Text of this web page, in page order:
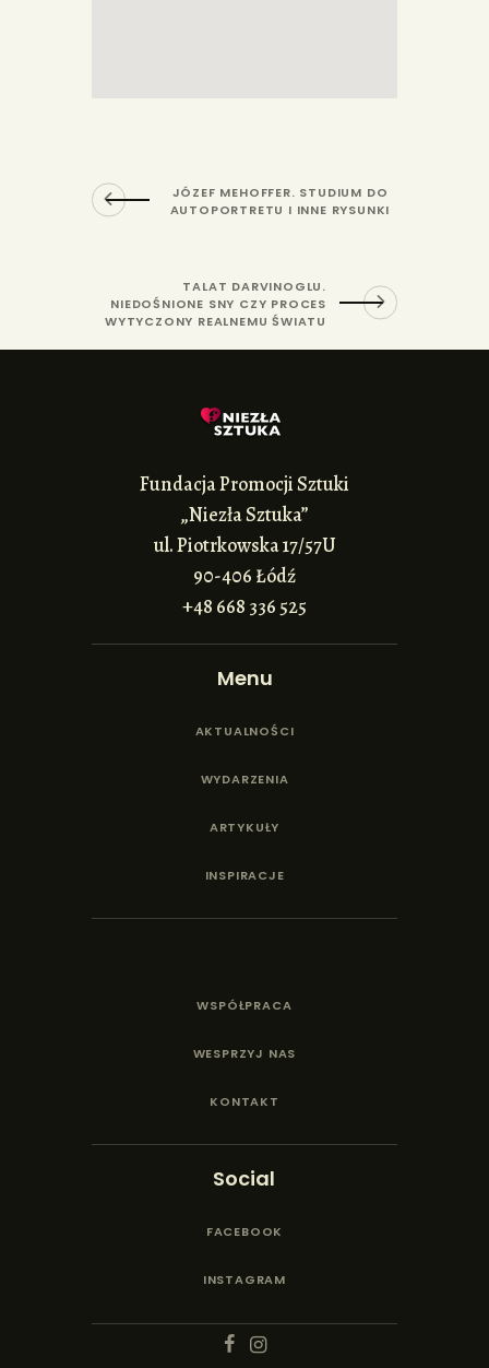
JÓZEF MEHOFFER. STUDIUM DO
AUTOPORTRETU I INNE RYSUNKI
TALAT DARVINOGLU.
NIEDOŚNIONE SNY CZY PROCES
WYTYCZONY REALNEMU ŚWIATU
Fundacja Promocji Sztuki
„Niezła Sztuka”
ul. Piotrkowska 17/57U
90-406 Łódź
+48 668 336 525
Menu
AKTUALNOŚCI
WYDARZENIA
ARTYKUŁY
INSPIRACJE
WSPÓŁPRACA
WESPRZYJ NAS
KONTAKT
Social
FACEBOOK
INSTAGRAM